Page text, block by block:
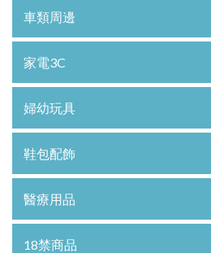
車類周邊
家電3C
婦幼玩具
鞋包配飾
醫療用品
18禁商品